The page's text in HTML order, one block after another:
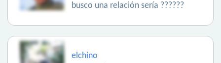
busco una relación sería ??????
elchino